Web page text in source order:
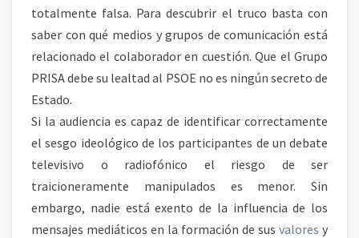
totalmente falsa. Para descubrir el truco basta con
saber con qué medios y grupos de comunicación está
relacionado el colaborador en cuestión. Que el Grupo
PRISA debe su lealtad al PSOE no es ningún secreto de
Estado.
Si la audiencia es capaz de identificar correctamente
el sesgo ideológico de los participantes de un debate
televisivo o radiofónico el riesgo de ser
traicioneramente manipulados es menor. Sin
embargo, nadie está exento de la influencia de los
mensajes mediáticos en la formación de sus valores y